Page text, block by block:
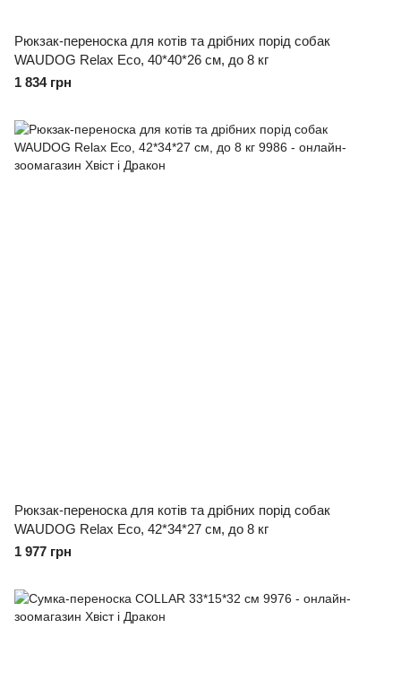
Рюкзак-переноска для котів та дрібних порід собак
WAUDOG Relax Eco, 40*40*26 см, до 8 кг
1 834 грн
Рюкзак-переноска для котів та дрібних порід собак
WAUDOG Relax Eco, 42*34*27 см, до 8 кг
1 977 грн